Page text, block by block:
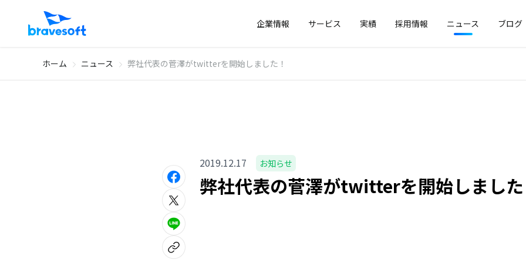
企業情報 サービス 実績 採用情報 ニュース ブログ
ホーム ニュース 弊社代表の菅澤がtwitterを開始しました！
2019.12.17 お知らせ
弊社代表の菅澤がtwitterを開始しました